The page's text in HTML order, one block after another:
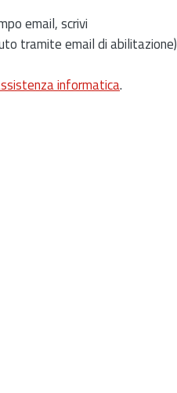
email, scrivi
tramite email di abilitazione)
informatica.